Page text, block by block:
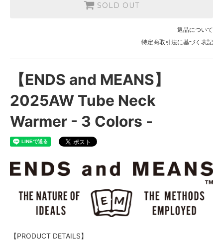
SOLD OUT
返品について
特定商取引法に基づく表記
【ENDS and MEANS】
2025AW Tube Neck
Warmer - 3 Colors -
【PRODUCT DETAILS】